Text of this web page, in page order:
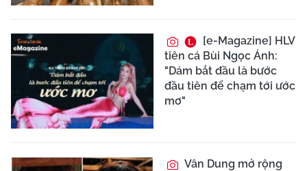
[e-Magazine] HLV
tiên cá Bùi Ngọc Ánh:
"Dám bắt đầu là bước
đầu tiên để chạm tới ước
mơ"
Vân Dung mở rộng